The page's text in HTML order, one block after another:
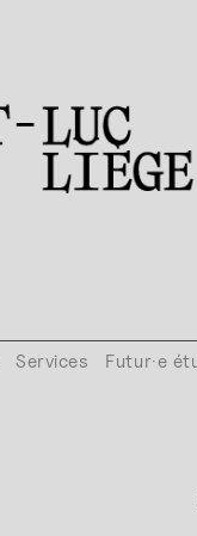
Services Futur·e